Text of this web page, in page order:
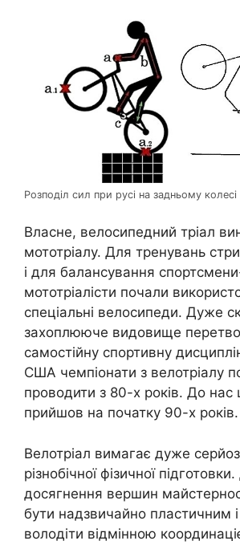
Розподіл сил при русі на задньому колесі
Власне, велосипедний тріал
мототріалу. Для тренувань
і для балансування
мототріалісти почали
спеціальні велосипеди. Дуже
захоплююче видовище
самостійну спортивну
США чемпіонати з велотріалу
проводити з 80-х років. До нас
прийшов на початку 90-х років.
Велотріал вимагає дуже
різнобічної фізичної
досягнення вершин
бути надзвичайно пластичним
володіти відмінною